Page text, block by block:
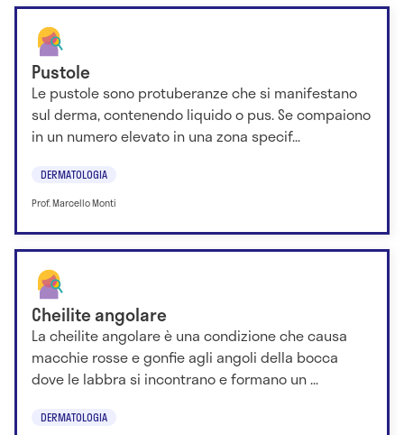
Pustole
Le pustole sono protuberanze che si manifestano
sul derma, contenendo liquido o pus. Se compaiono
in un numero elevato in una zona specif...
DERMATOLOGIA
Prof. Marcello Monti
Cheilite angolare
La cheilite angolare è una condizione che causa
macchie rosse e gonfie agli angoli della bocca
dove le labbra si incontrano e formano un ...
DERMATOLOGIA